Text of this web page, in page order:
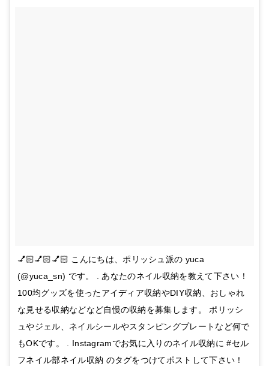
💅🏻💅🏻💅🏻 こんにちは、ポリッシュ派の yuca
(@yuca_sn) です。 . あなたのネイル収納を教えて下さい！
100均グッズを使ったアイディア収納やDIY収納、おしゃれ
な見せる収納などなど自慢の収納を募集します。 ポリッシ
ュやジェル、ネイルシールやスタンピングプレートなど何で
もOKです。 . Instagramでお気に入りのネイル収納に #セル
フネイル部ネイル収納 のタグをつけてポストして下さい！